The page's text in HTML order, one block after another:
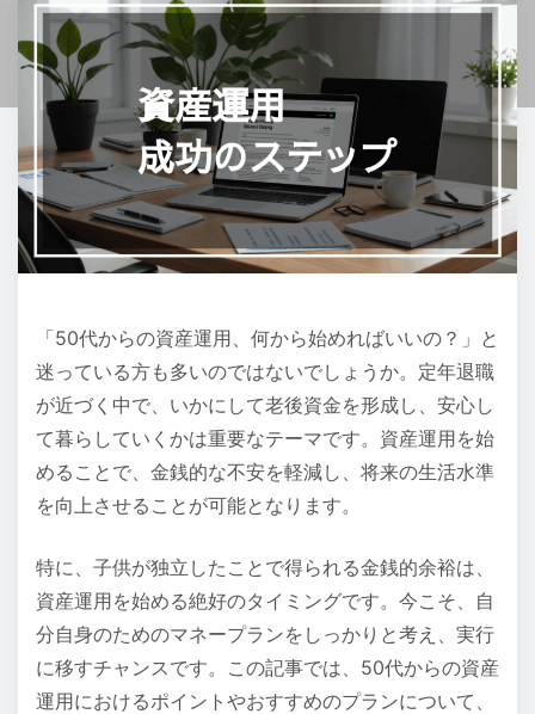
「50代からの資産運用、何から始めればいいの？」と
迷っている方も多いのではないでしょうか。定年退職
が近づく中で、いかにして老後資金を形成し、安心し
て暮らしていくかは重要なテーマです。資産運用を始
めることで、金銭的な不安を軽減し、将来の生活水準
を向上させることが可能となります。
特に、子供が独立したことで得られる金銭的余裕は、
資産運用を始める絶好のタイミングです。今こそ、自
分自身のためのマネープランをしっかりと考え、実行
に移すチャンスです。この記事では、50代からの資産
運用におけるポイントやおすすめのプランについて、